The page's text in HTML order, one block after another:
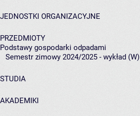
JEDNOSTKI ORGANIZACYJNE
PRZEDMIOTY
Podstawy gospodarki odpadami
Semestr zimowy 2024/2025 - wykład (W)
STUDIA
AKADEMIKI